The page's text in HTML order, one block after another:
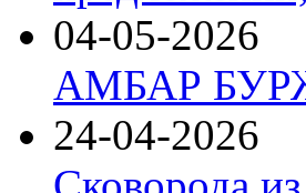
04-05-2026
АМБАР
24-04-2026